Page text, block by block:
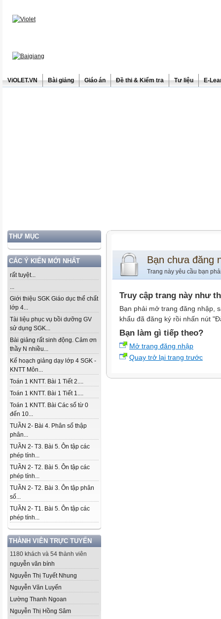
ViOLET.VN Bài giảng Giáo án Đề thi & Kiểm tra Tư liệu E-
THƯ MỤC
CÁC Ý KIẾN MỚI NHẤT
rất tuyệt...
...
Giới thiệu SGK Giáo dục thể chất
lớp 4...
Tài liệu phục vụ bồi dưỡng GV
sử dụng SGK...
Bài giảng rất sinh động. Cảm ơn
thầy N nhiều...
Kế hoạch giảng dạy lớp 4 SGK -
KNTT Môn...
Toán 1 KNTT. Bài 1 Tiết 2....
Toán 1 KNTT. Bài 1 Tiết 1....
Toán 1 KNTT. Bài Các số từ 0
đến 10...
TUẦN 2- Bài 4. Phân số thập
phân...
TUẦN 2- T3. Bài 5. Ôn tập các
phép tính...
TUẦN 2- T2. Bài 5. Ôn tập các
phép tính...
TUẦN 2- T2. Bài 3. Ôn tập phân
số...
TUẦN 2- T1. Bài 5. Ôn tập các
phép tính...
THÀNH VIÊN TRỰC TUYẾN
1180 khách và 54 thành viên
nguyễn văn bính
Nguyễn Thị Tuyết Nhung
Nguyễn Văn Luyến
Lường Thanh Ngoan
Nguyễn Thị Hồng Sâm
Bạn chưa đăng
Trang này yêu cầu bạn
Truy cập trang này như
Bạn phải mở trang đăng nhập,
khẩu đã đăng ký rồi nhấn nút
Bạn làm gì tiếp theo?
Mở trang đăng nhập
Quay trở lại trang trước